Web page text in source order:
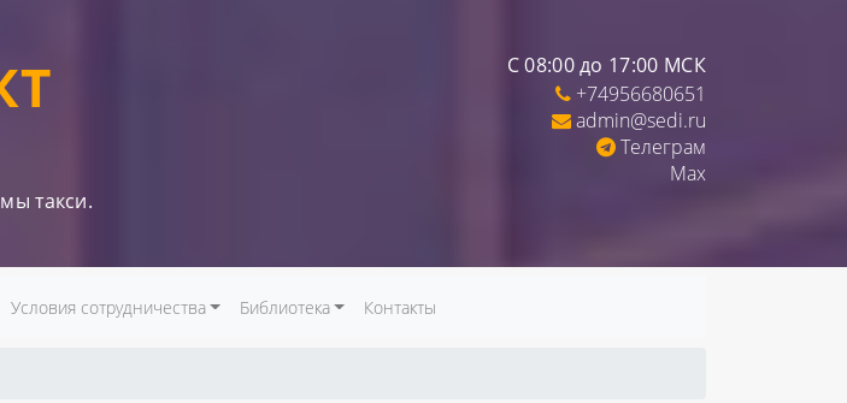
С 08:00 до 17:00 МСК
+74956680651
admin@sedi.ru
Телеграм
Max
такси.
Условия сотрудничества Библиотека Контакты